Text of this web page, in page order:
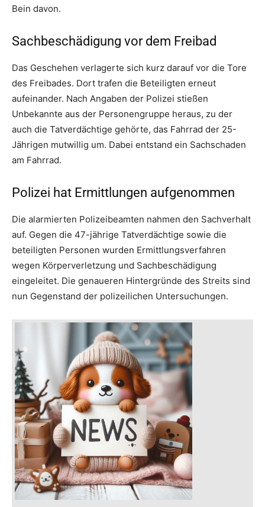
Bein davon.
Sachbeschädigung vor dem Freibad
Das Geschehen verlagerte sich kurz darauf vor die Tore
des Freibades. Dort trafen die Beteiligten erneut
aufeinander. Nach Angaben der Polizei stießen
Unbekannte aus der Personengruppe heraus, zu der
auch die Tatverdächtige gehörte, das Fahrrad der 25-
Jährigen mutwillig um. Dabei entstand ein Sachschaden
am Fahrrad.
Polizei hat Ermittlungen aufgenommen
Die alarmierten Polizeibeamten nahmen den Sachverhalt
auf. Gegen die 47-jährige Tatverdächtige sowie die
beteiligten Personen wurden Ermittlungsverfahren
wegen Körperverletzung und Sachbeschädigung
eingeleitet. Die genaueren Hintergründe des Streits sind
nun Gegenstand der polizeilichen Untersuchungen.